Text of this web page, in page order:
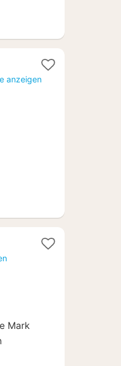
anzeigen
Mark